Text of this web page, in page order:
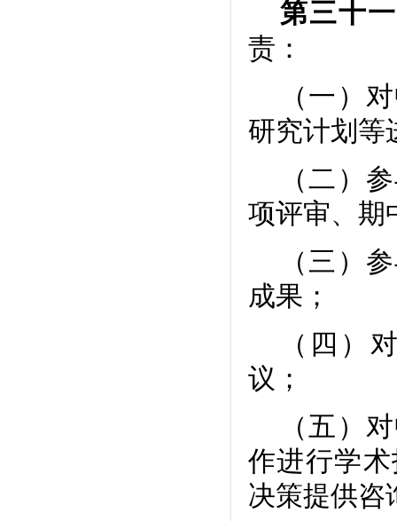
第三十
责：
（一）
研究计划等
（二）
项评审、期
（三）
成果；
（四）
议；
（五）
作进行学
决策提供咨